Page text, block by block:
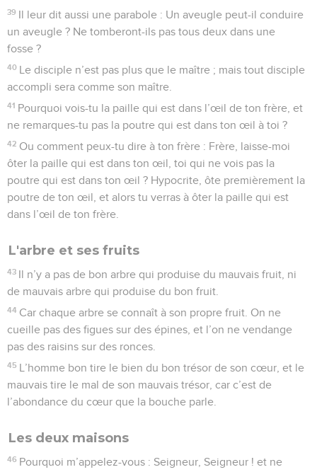
39 Il leur dit aussi une parabole : Un aveugle peut-il conduire
un aveugle ? Ne tomberont-ils pas tous deux dans une
fosse ?
40 Le disciple n’est pas plus que le maître ; mais tout disciple
accompli sera comme son maître.
41 Pourquoi vois-tu la paille qui est dans l’œil de ton frère, et
ne remarques-tu pas la poutre qui est dans ton œil à toi ?
42 Ou comment peux-tu dire à ton frère : Frère, laisse-moi
ôter la paille qui est dans ton œil, toi qui ne vois pas la
poutre qui est dans ton œil ? Hypocrite, ôte premièrement la
poutre de ton œil, et alors tu verras à ôter la paille qui est
dans l’œil de ton frère.
L'arbre et ses fruits
43 Il n’y a pas de bon arbre qui produise du mauvais fruit, ni
de mauvais arbre qui produise du bon fruit.
44 Car chaque arbre se connaît à son propre fruit. On ne
cueille pas des figues sur des épines, et l’on ne vendange
pas des raisins sur des ronces.
45 L’homme bon tire le bien du bon trésor de son cœur, et le
mauvais tire le mal de son mauvais trésor, car c’est de
l’abondance du cœur que la bouche parle.
Les deux maisons
46 Pourquoi m’appelez-vous : Seigneur, Seigneur ! et ne